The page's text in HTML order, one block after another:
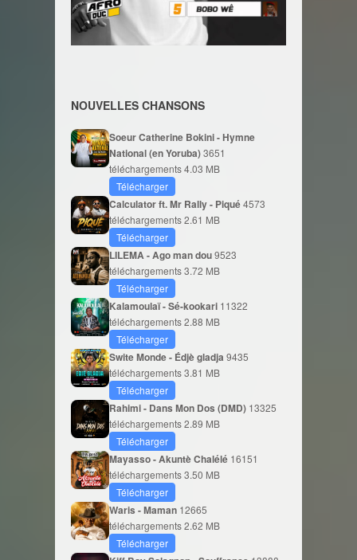
NOUVELLES CHANSONS
Soeur Catherine Bokini - Hymne
National (en Yoruba)3651
téléchargements4.03 MB
Télécharger
Calculator ft. Mr Rally - Piqué4573
téléchargements2.61 MB
Télécharger
LILEMA - Ago man dou9523
téléchargements3.72 MB
Télécharger
Kalamoulaï - Sé-kookari 11322
téléchargements2.88 MB
Télécharger
Swite Monde - Édjè gladja 9435
téléchargements3.81 MB
Télécharger
Rahimi - Dans Mon Dos (DMD) 13325
téléchargements2.89 MB
Télécharger
Mayasso - Akuntè Chalélé 16151
téléchargements3.50 MB
Télécharger
Waris - Maman 12665
téléchargements2.62 MB
Télécharger